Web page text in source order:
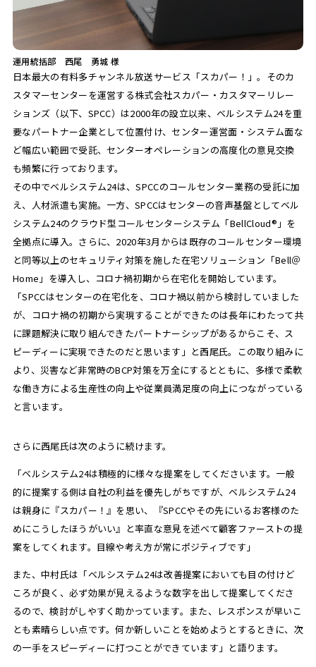
日本最大の有料多チャンネル放送サービス「スカパー！」。そのカ
スタマーセンターを運営する株式会社スカパー・カスタマーリレー
ションズ（以下、SPCC）は2000年の設立以来、ベルシステム24を重
要なパートナー企業として位置付け、センター運営面・システム面な
ど幅広い範囲で受託、センターオペレーションの高度化の意見交換
も頻繁に行っております。
その中でベルシステム24は、SPCCのコールセンター業務の受託に加
え、人材派遣も実施。一方、SPCCはセンターの音声基盤としてベル
システム24のクラウド型コールセンターシステム「BellCloud®」を
全拠点に導入。さらに、2020年3月からは既存のコールセンター環境
と同等以上のセキュリティ対策を施した在宅ソリューション「Bell＠
Home」を導入し、コロナ禍初期から在宅化を開始しています。
「SPCCはセンターの在宅化を、コロナ禍以前から検討していました
が、コロナ禍の初期から実現することができたのは長年にわたって共
に課題解決に取り組んできたパートナーシップがあるからこそ、ス
ピーディーに実現できたのだと思います」と西尾氏。この取り組みに
より、災害など非常時のBCP対策を万全にするとともに、多様で柔軟
な働き方による生産性の向上や従業員満足度の向上につながっている
と言います。
運用統括部 西尾 勇城 様
さらに西尾氏は次のように続けます。
「ベルシステム24は積極的に様々な提案をしてくださいます。一般
的に提案する側は自社の利益を優先しがちですが、ベルシステム24
は親身に『スカパー！』を思い、『SPCCやその先にいるお客様のた
めにこうしたほうがいい』と率直な意見を述べて顧客ファーストの提
案をしてくれます。目線や考え方が常にポジティブです」
また、中村氏は「ベルシステム24は改善提案においても目の付けど
ころが良く、必ず効果が見えるような数字を出して提案してくださ
るので、検討がしやすく助かっています。また、レスポンスが早いこ
とも素晴らしい点です。何か新しいことを始めようとするときに、次
の一手をスピーディーに打つことができています」と語ります。